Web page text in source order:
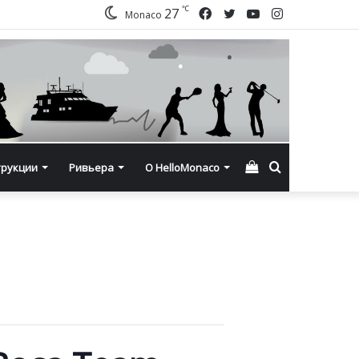
Instagram
YouTube
Twitter
Facebook
Monaco 27 ℃
Ривьера О HelloMonaco Смотреть